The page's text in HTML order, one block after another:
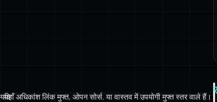
यदि
यह
यहाँ अधिकांश लिंक मुफ्त, ओपन सोर्स, या वास्तव में उपयोगी मुफ्त स्तर वाले हैं।